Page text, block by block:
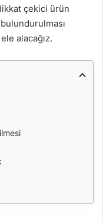
çekici ürün
alacağız.